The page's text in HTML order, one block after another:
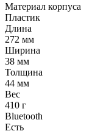
Материал корпуса
Пластик
Длина
272 мм
Ширина
38 мм
Толщина
44 мм
Вес
410 г
Bluetooth
Есть